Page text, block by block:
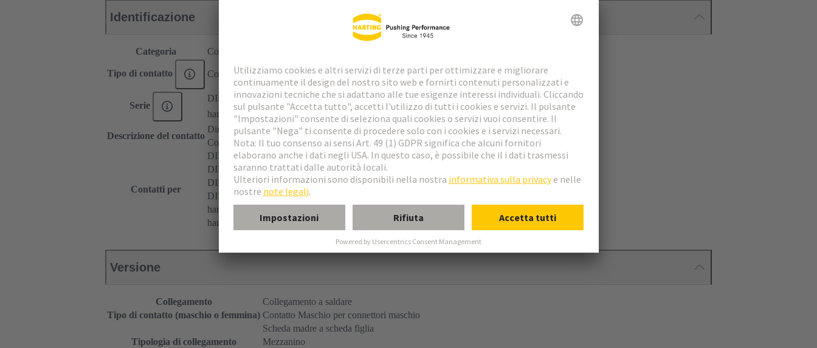
Identificazione
Categoria Contatti
Tipo di contatto Contatto a saldare
Serie
DIN 41612
har-modular®
Descrizione del contatto
Diritto
Contatto anticipato
Contatti per
DIN 41612 Tipo M
DIN 41612 Tipo M reverse
DIN 41612 Tipo MH 21 + 5
DIN 41612 Bauform M 0+2
har-modular® Modulo M, maschio, angolato
har-modular® Modulo M, maschio, diritto
Versione
Collegamento
Collegamento a saldare
Tipo di contatto (maschio o femmina) Contatto Maschio per connettori maschio
Tipologia di collegamento
Scheda madre a scheda figlia
Mezzanino